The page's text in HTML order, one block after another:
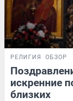
РЕЛИГИЯ ОБЗОР
искренние
близких